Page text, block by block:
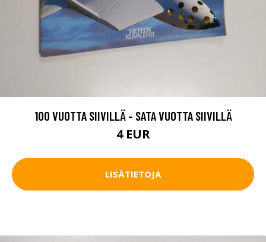
100 VUOTTA SIIVILLÄ - SATA VUOTTA SIIVILLÄ
4 EUR
LISÄTIETOJA